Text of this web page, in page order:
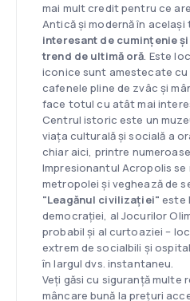
mai mult credit pentru ce
Antică și modernă în
interesant de cumințenie
trend de ultimă oră. Este
iconice sunt amestecate cu
cafenele pline de zvâc și
face totul cu atât mai
Centrul istoric este un
viața culturală și socială a
chiar aici, printre
Impresionantul Acropolis se
metropolei și veghează de
"Leagănul civilizației" este
democrației, al Jocurilor
probabil și al curtoaziei –
extrem de socialbili și
în largul dvs. instantaneu.
Veți găsi cu siguranță
mâncare bună la prețuri